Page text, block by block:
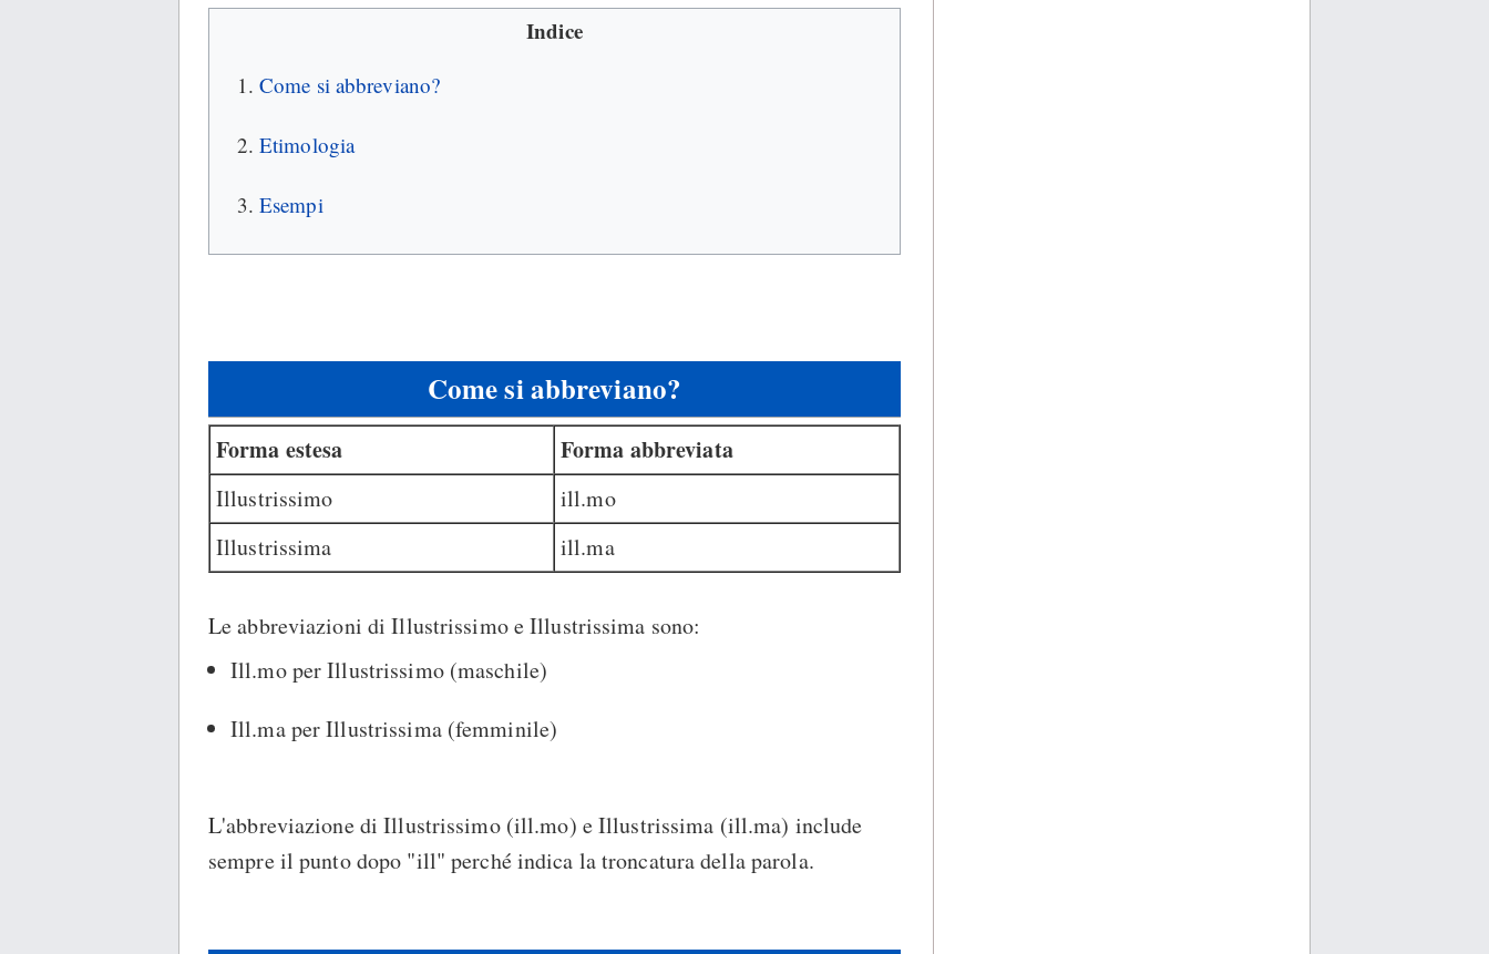
Indice
Come si abbreviano?
Etimologia
Esempi
Come si abbreviano?
Forma estesa Forma abbreviata
Illustrissimo
ill.mo
Illustrissima
ill.ma
Le abbreviazioni di Illustrissimo e Illustrissima sono:
Ill.mo per Illustrissimo (maschile)
Ill.ma per Illustrissima (femminile)
L'abbreviazione di Illustrissimo (ill.mo) e Illustrissima (ill.ma) include
sempre il punto dopo "ill" perché indica la troncatura della parola.